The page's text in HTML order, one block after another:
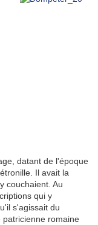
datant de l'époque
Il avait la
couchaient. Au
qui y
s'agissait du
patricienne romaine